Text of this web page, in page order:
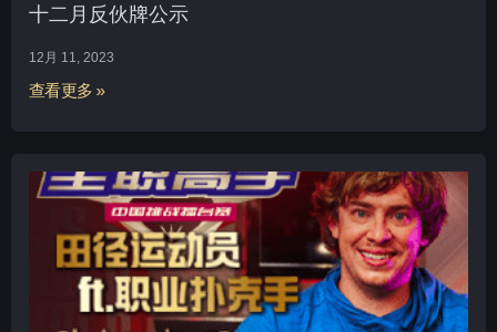
十二月反伙牌公示
12月 11, 2023
查看更多 »